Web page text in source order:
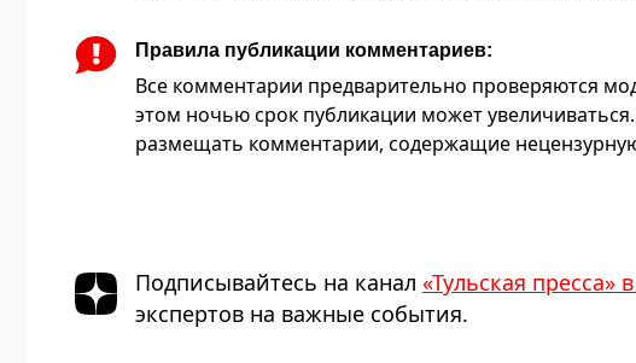
Правила публикации комментариев:
Все комментарии предварительно проверяются
этом ночью срок публикации может
размещать комментарии, содержащие
Подписывайтесь на канал «Тульская пресса»
экспертов на важные события.